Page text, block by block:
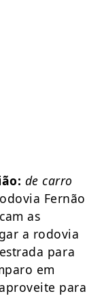
de carro
Fernão
as
a rodovia
para
em
para